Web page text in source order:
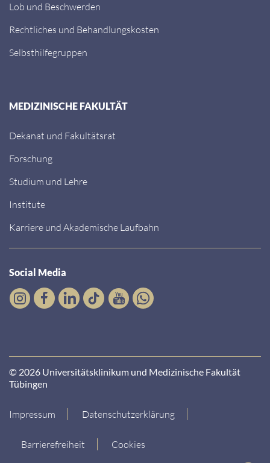
Lob und Beschwerden
Rechtliches und Behandlungskosten
Selbsthilfegruppen
MEDIZINISCHE FAKULTÄT
Dekanat und Fakultätsrat
Forschung
Studium und Lehre
Institute
Karriere und Akademische Laufbahn
Social Media
© 2026 Universitätsklinikum und Medizinische Fakultät
Tübingen
Impressum Datenschutzerklärung
Barrierefreiheit Cookies